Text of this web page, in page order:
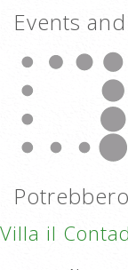
Events
Villa il